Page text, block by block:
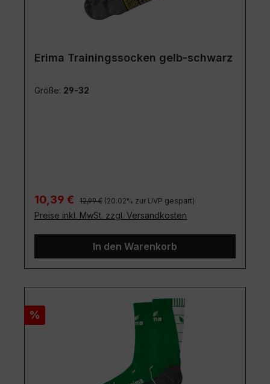
Erima Trainingssocken gelb-schwarz
Größe: 29-32
Verkaufspreis:
10,39 € Regulärer Preis:
12,99 € (20.02% zur UVP gespart)
Preise inkl. MwSt. zzgl. Versandkosten
In den Warenkorb
Rabatt
%